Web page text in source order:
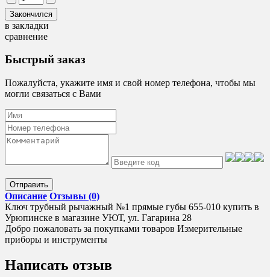
в закладки
сравнение
Быстрый заказ
Пожалуйста, укажите имя и свой номер телефона, чтобы мы
могли связаться с Вами
Отправить
Описание Отзывы (0)
Ключ трубный рычажный №1 прямые губы 655-010 купить в
Урюпинске в магазине УЮТ, ул. Гагарина 28
Добро пожаловать за покупками товаров Измерительные
приборы и инструменты
Написать отзыв